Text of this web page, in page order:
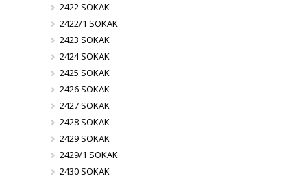
2422 SOKAK
2422/1 SOKAK
2423 SOKAK
2424 SOKAK
2425 SOKAK
2426 SOKAK
2427 SOKAK
2428 SOKAK
2429 SOKAK
2429/1 SOKAK
2430 SOKAK